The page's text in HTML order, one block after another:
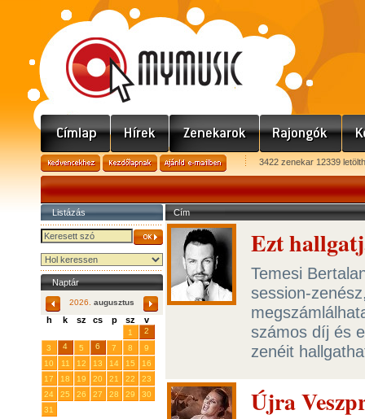
3422 zenekar 12339
Listázás
Naptár
2026. augusztus
h k sz cs p sz v
1
2
3
4 5 6 7 8
9
10
11 12 13 14 15
16
17
18 19 20 21 22
23
24
25 26 27 28 29
30
31
Cím
Ezt
Temesi
session-
számos díj és
zenéit
Újra